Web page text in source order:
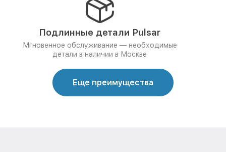
Подлинные детали Pulsar
Мгновенное обслуживание — необходимые
детали в наличии в Москве
Еще преимущества